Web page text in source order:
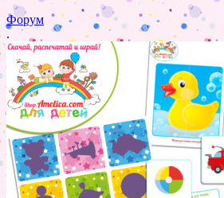
Форум
.